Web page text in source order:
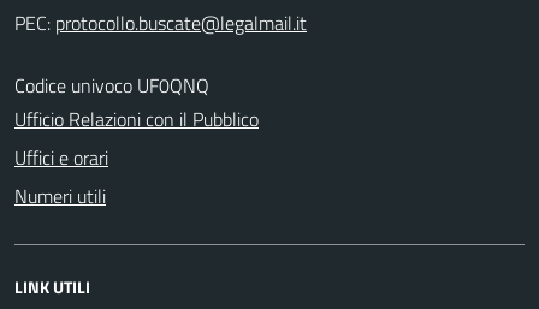
PEC:
Codice univoco UF0QNQ
Ufficio Relazioni con il Pubblico
Uffici e orari
Numeri utili
LINK UTILI